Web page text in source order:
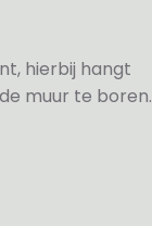
hierbij hangt
muur te boren.